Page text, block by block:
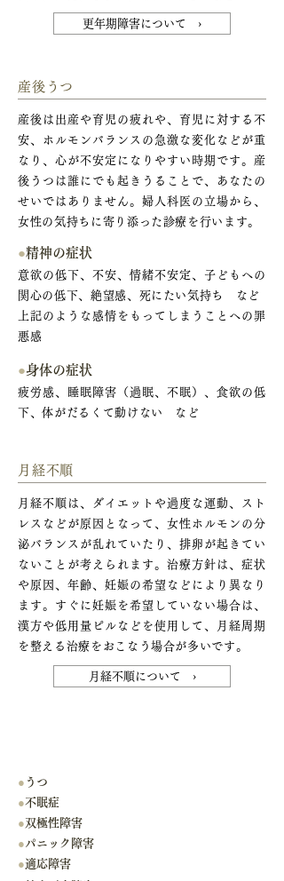
更年期障害について ›
産後うつ
産後は出産や育児の疲れや、育児に対する不
安、ホルモンバランスの急激な変化などが重
なり、心が不安定になりやすい時期です。産
後うつは誰にでも起きうることで、あなたの
せいではありません。婦人科医の立場から、
女性の気持ちに寄り添った診療を行います。
●精神の症状
意欲の低下、不安、情緒不安定、子どもへの
関心の低下、絶望感、死にたい気持ち など
上記のような感情をもってしまうことへの罪
悪感
●身体の症状
疲労感、睡眠障害（過眠、不眠）、食欲の低
下、体がだるくて動けない など
月経不順
月経不順は、ダイエットや過度な運動、スト
レスなどが原因となって、女性ホルモンの分
泌バランスが乱れていたり、排卵が起きてい
ないことが考えられます。治療方針は、症状
や原因、年齢、妊娠の希望などにより異なり
ます。すぐに妊娠を希望していない場合は、
漢方や低用量ピルなどを使用して、月経周期
を整える治療をおこなう場合が多いです。
月経不順について ›
● うつ
●不眠症
●双極性障害
●パニック障害
●適応障害